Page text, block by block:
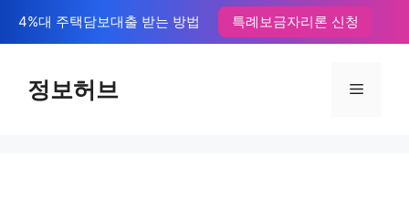
텐
4%대 주택담보대출 받는 방법 특례보금자리론 신청
정보허브 메